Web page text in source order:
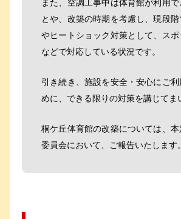
また、空調工事中は体育館が利用で
とや、改築の時期を考慮し、現段
やヒートショック対策として、ス
などで対応している状況です。
引き続き、施設を安全・安心にご
めに、できる限りの対策を講じてま
桐ケ丘体育館の改築については、
委員会において、ご報告いたします。